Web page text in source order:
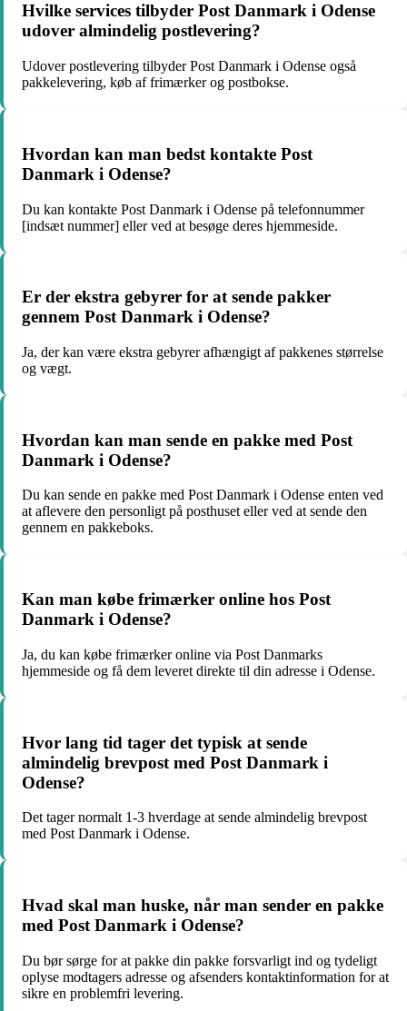
Hvilke services tilbyder Post Danmark i Odense
udover almindelig postlevering?
Udover postlevering tilbyder Post Danmark i Odense også
pakkelevering, køb af frimærker og postbokse.
Hvordan kan man bedst kontakte Post
Danmark i Odense?
Du kan kontakte Post Danmark i Odense på telefonnummer
[indsæt nummer] eller ved at besøge deres hjemmeside.
Er der ekstra gebyrer for at sende pakker
gennem Post Danmark i Odense?
Ja, der kan være ekstra gebyrer afhængigt af pakkenes størrelse
og vægt.
Hvordan kan man sende en pakke med Post
Danmark i Odense?
Du kan sende en pakke med Post Danmark i Odense enten ved
at aflevere den personligt på posthuset eller ved at sende den
gennem en pakkeboks.
Kan man købe frimærker online hos Post
Danmark i Odense?
Ja, du kan købe frimærker online via Post Danmarks
hjemmeside og få dem leveret direkte til din adresse i Odense.
Hvor lang tid tager det typisk at sende
almindelig brevpost med Post Danmark i
Odense?
Det tager normalt 1-3 hverdage at sende almindelig brevpost
med Post Danmark i Odense.
Hvad skal man huske, når man sender en pakke
med Post Danmark i Odense?
Du bør sørge for at pakke din pakke forsvarligt ind og tydeligt
oplyse modtagers adresse og afsenders kontaktinformation for at
sikre en problemfri levering.